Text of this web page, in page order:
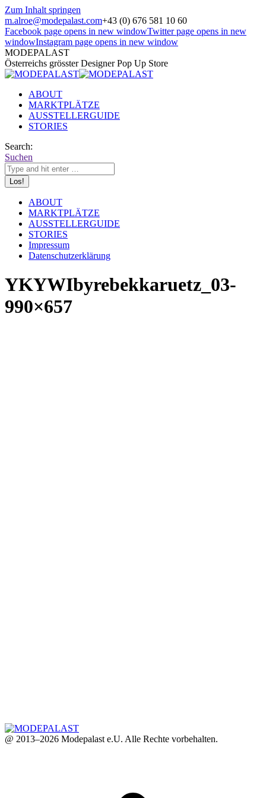
Zum Inhalt springen
m.alroe@modepalast.com+43 (0) 676 581 10 60
Facebook page opens in new windowTwitter page opens in new
windowInstagram page opens in new window
MODEPALAST
Österreichs grösster Designer Pop Up Store
ABOUT
MARKTPLÄTZE
AUSSTELLERGUIDE
STORIES
Search:
Suchen
ABOUT
MARKTPLÄTZE
AUSSTELLERGUIDE
STORIES
Impressum
Datenschutzerklärung
YKYWIbyrebekkaruetz_03-
990×657
@ 2013–2026 Modepalast e.U. Alle Rechte vorbehalten.